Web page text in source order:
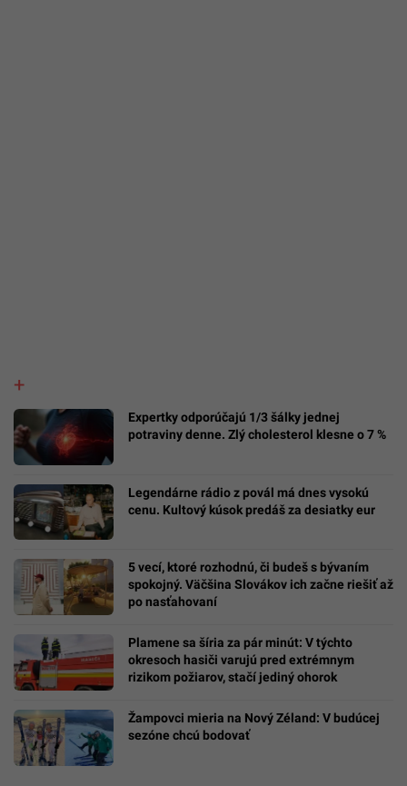
Expertky odporúčajú 1/3 šálky jednej
potraviny denne. Zlý cholesterol klesne o 7 %
Legendárne rádio z povál má dnes vysokú
cenu. Kultový kúsok predáš za desiatky eur
5 vecí, ktoré rozhodnú, či budeš s bývaním
spokojný. Väčšina Slovákov ich začne riešiť až
po nasťahovaní
Plamene sa šíria za pár minút: V týchto
okresoch hasiči varujú pred extrémnym
rizikom požiarov, stačí jediný ohorok
Žampovci mieria na Nový Zéland: V budúcej
sezóne chcú bodovať